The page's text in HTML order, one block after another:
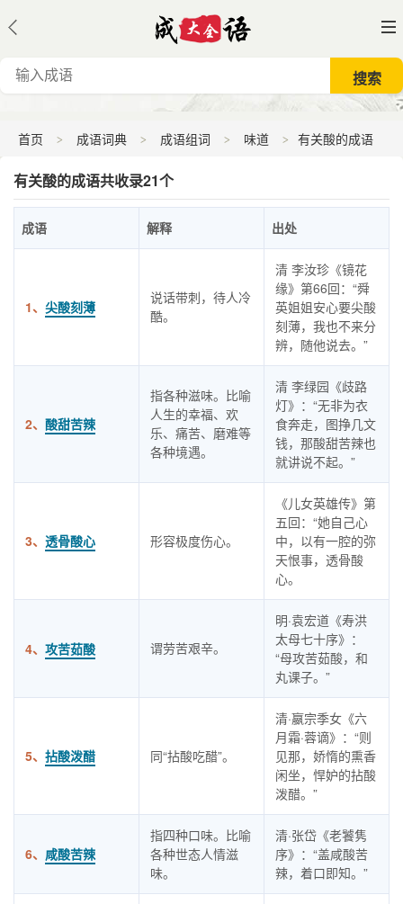
首页 成语词典 成语组词 味道 有关酸的成语
有关酸的成语共收录21个
成语 解释 出处
1、 尖酸刻薄
说话带刺，待人冷
酷。
清 李汝珍《镜花
缘》第66回：“舜
英姐姐安心要尖酸
刻薄，我也不来分
辨，随他说去。”
2、 酸甜苦辣
指各种滋味。比喻
人生的幸福、欢
乐、痛苦、磨难等
各种境遇。
清 李绿园《歧路
灯》：“无非为衣
食奔走，图挣几文
钱，那酸甜苦辣也
就讲说不起。”
3、 透骨酸心 形容极度伤心。
《儿女英雄传》第
五回：“她自己心
中，以有一腔的弥
天恨事，透骨酸
心。
4、 攻苦茹酸 谓劳苦艰辛。
明·袁宏道《寿洪
太母七十序》：
“母攻苦茹酸，和
丸课子。”
5、 拈酸泼醋 同“拈酸吃醋”。
清·嬴宗季女《六
月霜·蓉谪》：“则
见那，娇惰的熏香
闲坐，悍妒的拈酸
泼醋。”
6、 咸酸苦辣
指四种口味。比喻
各种世态人情滋
味。
清·张岱《老饕隽
序》：“盖咸酸苦
辣，着口即知。”